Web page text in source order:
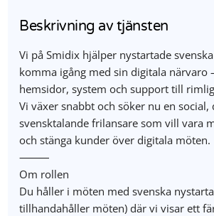
Beskrivning av tjänsten
Vi på Smidix hjälper nystartade
komma igång med sin digitala
hemsidor, system och support till
Vi växer snabbt och söker nu en social,
svensk­talande frilansare som vill vara
och stänga kunder över digitala möten.
⸻
Om rollen
Du håller i möten med svenska
tillhandahåller möten) där vi visar ett